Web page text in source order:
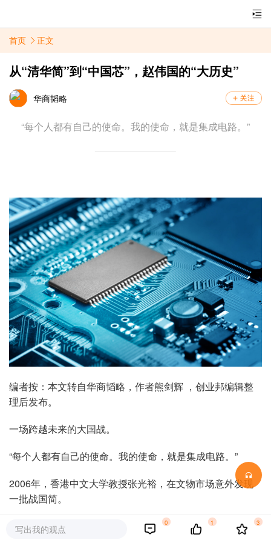
首页 正文
从“清华简”到“中国芯”，赵伟国的“大历史”
华商韬略
“每个人都有自己的使命。我的使命，就是集成电路。”
编者按：本文转自华商韬略，作者熊剑辉 ，创业邦编辑整
理后发布。
一场跨越未来的大国战。
“每个人都有自己的使命。我的使命，就是集成电路。”
2006年，香港中文大学教授张光裕，在文物市场意外发现
一批战国简。
这批竹简惨遭盗掘，出土的地址、时间已无处可考。古董商
写出我的观点
0 1 3